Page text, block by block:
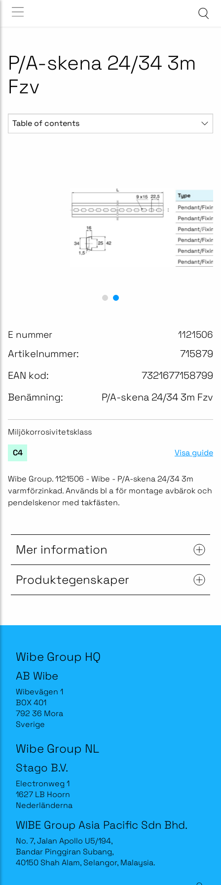
P/A-skena 24/34 3m
Fzv
Table of contents
E nummer 1121506
Artikelnummer:
715879
EAN kod:
7321677158799
Benämning:
P/A-skena 24/34 3m Fzv
Miljökorrosivitetsklass
C4 Visa guide
Wibe Group. 1121506 - Wibe - P/A-skena 24/34 3m
varmförzinkad. Används bl a för montage avbärok och
pendelskenor med takfästen.
Mer information
Produktegenskaper
Wibe Group HQ
AB Wibe
Wibevägen 1
BOX 401
792 36 Mora
Sverige
Wibe Group NL
Stago B.V.
Electronweg 1
1627 LB Hoorn
Nederländerna
WIBE Group Asia Pacific Sdn Bhd.
No. 7, Jalan Apollo U5/194,
Bandar Pinggiran Subang,
40150 Shah Alam, Selangor, Malaysia.